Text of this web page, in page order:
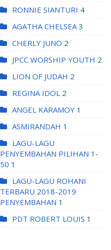
RONNIE SIANTURI 4
AGATHA CHELSEA 3
CHERLY JUNO 2
JPCC WORSHIP YOUTH 2
LION OF JUDAH 2
REGINA IDOL 2
ANGEL KARAMOY 1
ASMIRANDAH 1
LAGU-LAGU
PENYEMBAHAN PILIHAN 1-
50 1
LAGU-LAGU ROHANI
TERBARU 2018-2019
PENYEMBAHAN 1
PDT ROBERT LOUIS 1